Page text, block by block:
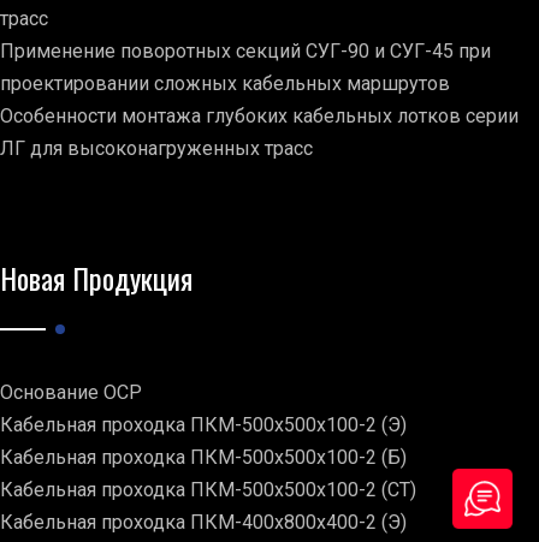
трасс
Применение поворотных секций СУГ-90 и СУГ-45 при
проектировании сложных кабельных маршрутов
Особенности монтажа глубоких кабельных лотков серии
ЛГ для высоконагруженных трасс
Новая Продукция
Основание ОСР
Кабельная проходка ПКМ-500х500х100-2 (Э)
Кабельная проходка ПКМ-500х500х100-2 (Б)
Кабельная проходка ПКМ-500х500х100-2 (СТ)
Кабельная проходка ПКМ-400х800х400-2 (Э)